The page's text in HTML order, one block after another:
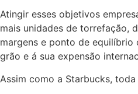
Atingir esses objetivos
mais unidades de torrefação,
margens e ponto de equilíbrio
grão e á sua expensão
Assim como a Starbucks,